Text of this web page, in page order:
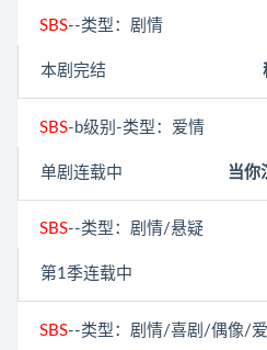
SBS--类型：剧情
本剧完结
SBS-b级别-类型：爱情
单剧连载中 当你
SBS--类型：剧情/悬疑
第1季连载中
SBS--类型：剧情/喜剧/偶像/